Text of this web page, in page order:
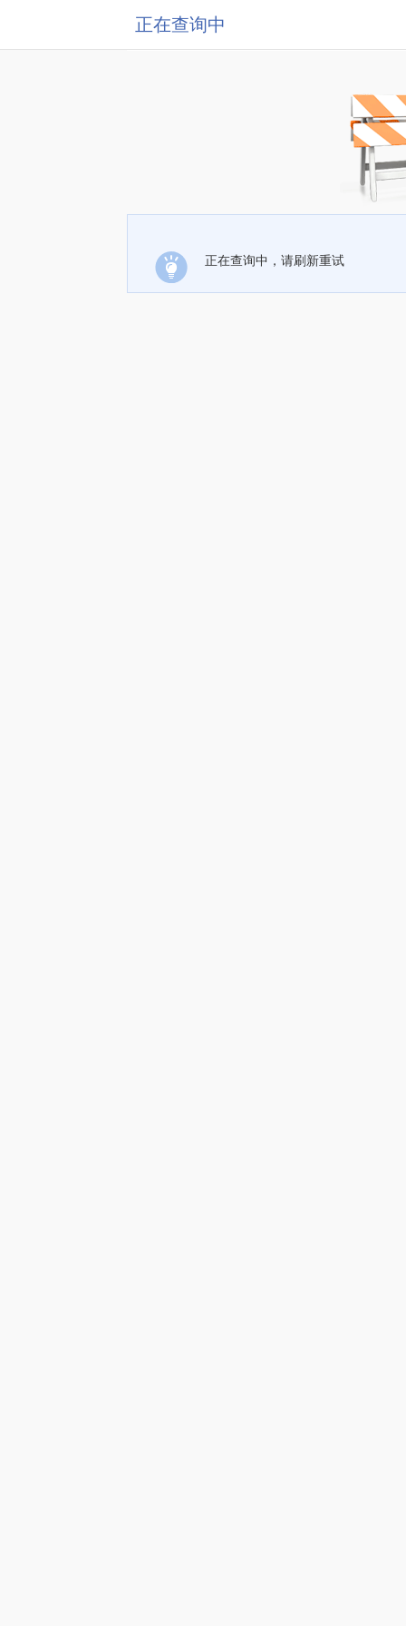
正在查询中
正在查询中，请刷新重试